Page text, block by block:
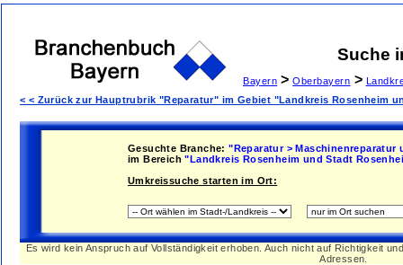
Suche
Bayern > Oberbayern >
< < Zurück zur Hauptrubrik "Reparatur" im Gebiet "Landkreis Rosenheim
Gesuchte Branche: "Reparatur > Maschinenreparatur
im Bereich "Landkreis Rosenheim und Stadt
Umkreissuche starten im Ort:
Es wird kein Anspruch auf Vollständigkeit erhoben. Auch nicht auf Richtigkeit
Adressen.